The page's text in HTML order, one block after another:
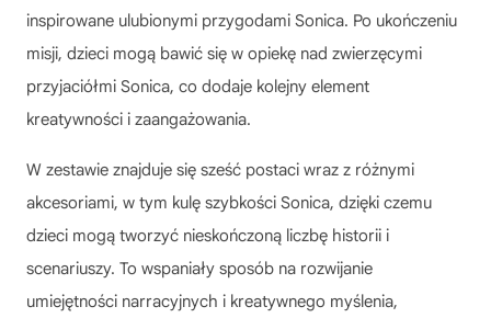
inspirowane ulubionymi przygodami Sonica. Po ukończeniu
misji, dzieci mogą bawić się w opiekę nad zwierzęcymi
przyjaciółmi Sonica, co dodaje kolejny element
kreatywności i zaangażowania.
W zestawie znajduje się sześć postaci wraz z różnymi
akcesoriami, w tym kulę szybkości Sonica, dzięki czemu
dzieci mogą tworzyć nieskończoną liczbę historii i
scenariuszy. To wspaniały sposób na rozwijanie
umiejętności narracyjnych i kreatywnego myślenia,